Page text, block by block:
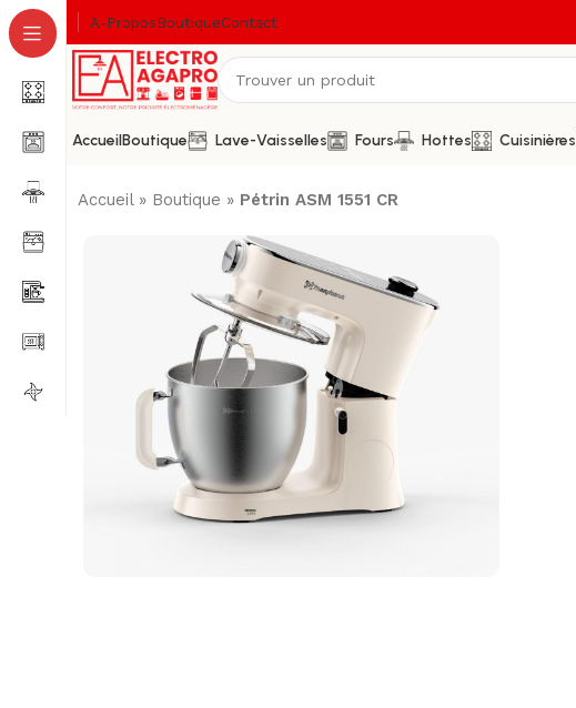
A-Propos BoutiqueContact
AccueilBoutique Lave-Vaisselles Fours Hottes Cuisinières
Accueil» Boutique » Pétrin ASM 1551 CR